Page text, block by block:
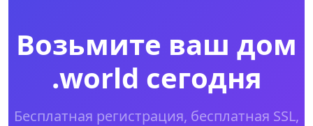
Возьмите ваш дом
.world сегодня
Бесплатная регистрация, бесплатная SSL,